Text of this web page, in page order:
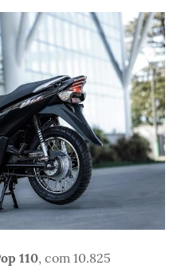
110, com 10.825